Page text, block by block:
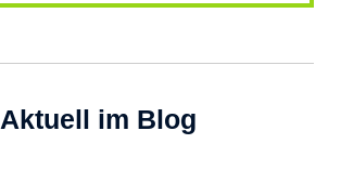
Aktuell im Blog